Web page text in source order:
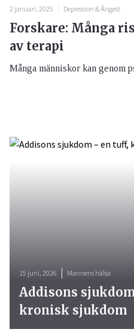
2 januari, 2025 Depression & Ångest
Forskare: Många
av terapi
Många människor kan genom
15 juni, 2026 Mannens hälsa
Addisons
kronisk sjukdom